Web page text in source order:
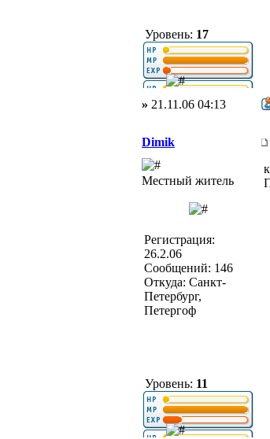
Уровень: 17
» 21.11.06 04:13
Dimik
Местный житель
Регистрация:
26.2.06
Сообщений: 146
Откуда: Санкт-
Петербург,
Петергоф
Уровень: 11